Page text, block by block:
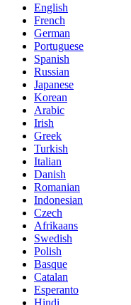
English
French
German
Portuguese
Spanish
Russian
Japanese
Korean
Arabic
Irish
Greek
Turkish
Italian
Danish
Romanian
Indonesian
Czech
Afrikaans
Swedish
Polish
Basque
Catalan
Esperanto
Hindi